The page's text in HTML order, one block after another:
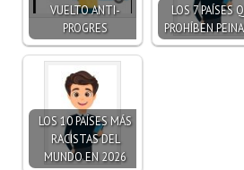
VUELTO ANTI-
PROGRES
LOS 7 PAÍSES
PROHÍBEN
LOS 10 PAÍSES MÁS
RACISTAS DEL
MUNDO EN 2026